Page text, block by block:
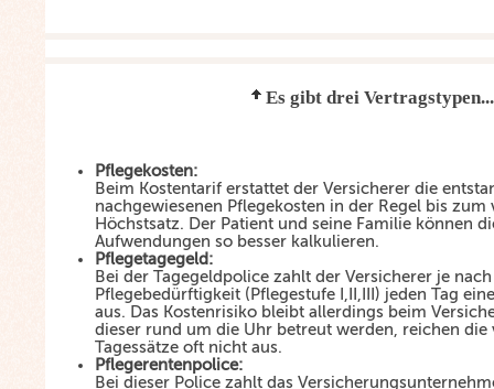
Es gibt drei Vertragstypen...
Pflegekosten:
Beim Kostentarif erstattet der Versicherer die
nachgewiesenen Pflegekosten in der Regel bis zum
Höchstsatz. Der Patient und seine Familie können
Aufwendungen so besser kalkulieren.
Pflegetagegeld:
Bei der Tagegeldpolice zahlt der Versicherer je
Pflegebedürftigkeit (Pflegestufe I,II,III) jeden Tag
aus. Das Kostenrisiko bleibt allerdings beim
dieser rund um die Uhr betreut werden, reichen die
Tagessätze oft nicht aus.
Pflegerentenpolice:
Bei dieser Police zahlt das